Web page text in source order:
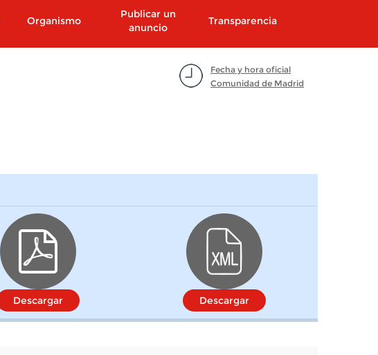
Organismo
Publicar un
anuncio
Transparencia
Fecha y hora oficial
Comunidad de Madrid
Descargar Descargar